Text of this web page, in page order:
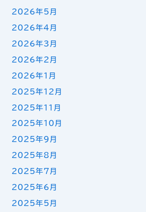
2026年5月
2026年4月
2026年3月
2026年2月
2026年1月
2025年12月
2025年11月
2025年10月
2025年9月
2025年8月
2025年7月
2025年6月
2025年5月